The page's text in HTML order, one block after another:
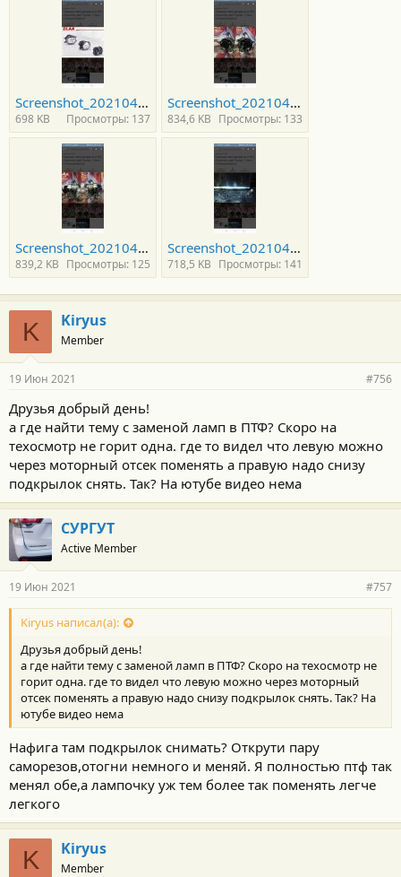
Screenshot_20210422_155749_ru.farpost.android.app.jpg
698 KB Просмотры: 137
Screenshot_20210422_155816_ru.farpost.android.app.jpg
834,6 KB Просмотры: 133
Screenshot_20210422_155824_ru.farpost.android.app.jpg
839,2 KB Просмотры: 125
Screenshot_20210422_155757_ru.farpost.android.app.jpg
718,5 KB Просмотры: 141
K Kiryus
Member
19 Июн 2021 #756
Друзья добрый день!
а где найти тему с заменой ламп в ПТФ? Скоро на
техосмотр не горит одна. где то видел что левую можно
через моторный отсек поменять а правую надо снизу
подкрылок снять. Так? На ютубе видео нема
СУРГУТ
Active Member
19 Июн 2021 #757
Kiryus написал(а):
Друзья добрый день!
а где найти тему с заменой ламп в ПТФ? Скоро на техосмотр не
горит одна. где то видел что левую можно через моторный
отсек поменять а правую надо снизу подкрылок снять. Так? На
ютубе видео нема
Нафига там подкрылок снимать? Открути пару
саморезов,отогни немного и меняй. Я полностью птф так
менял обе,а лампочку уж тем более так поменять легче
легкого
K Kiryus
Member